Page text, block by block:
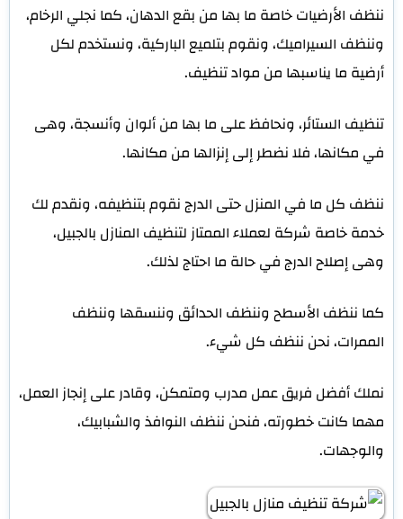
ننظف الأرضيات خاصة ما بها من بقع الدهان، كما نجلي الرخام،
وننظف السيراميك، ونقوم بتلميع الباركية، ونستخدم لكل
أرضية ما يناسبها من مواد تنظيف.
تنظيف الستائر، ونحافظ على ما بها من ألوان وأنسجة، وهى
في مكانها، فلا نضطر إلى إنزالها من مكانها.
ننظف كل ما في المنزل حتى الدرج نقوم بتنظيفه، ونقدم لك
خدمة خاصة شركة لعملاء الممتاز لتنظيف المنازل بالجبيل،
وهى إصلاح الدرج في حالة ما احتاج لذلك.
كما ننظف الأسطح وننظف الحدائق وننسقها وننظف
الممرات، نحن ننظف كل شيء.
نملك أفضل فريق عمل مدرب ومتمكن، وقادر على إنجاز العمل،
مهما كانت خطورته، فنحن ننظف النوافذ والشبابيك،
والوجهات.